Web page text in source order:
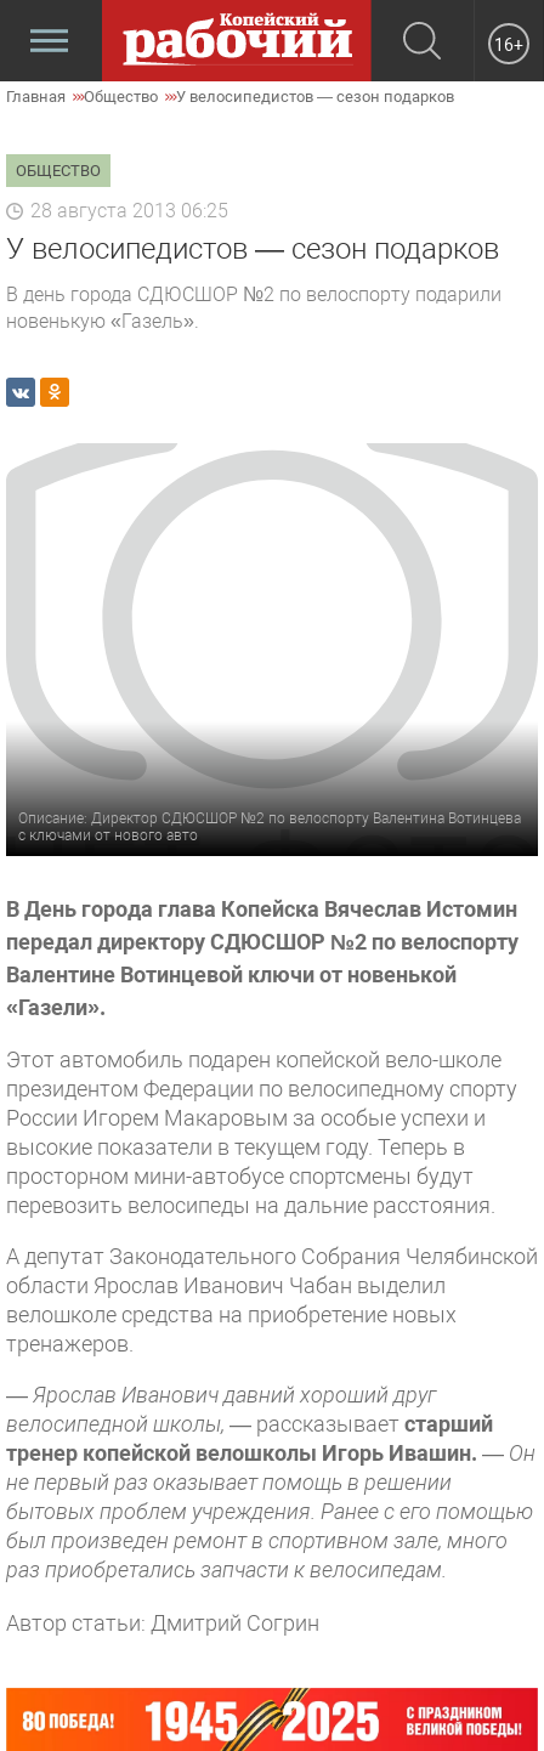
16+
Главная Общество У велосипедистов — сезон подарков
ОБЩЕСТВО
28 августа 2013 06:25
У велосипедистов — сезон подарков
В день города СДЮСШОР №2 по велоспорту подарили
новенькую «Газель».
Описание: Директор СДЮСШОР №2 по велоспорту Валентина Вотинцева
с ключами от нового авто
В День города глава Копейска Вячеслав Истомин
передал директору СДЮСШОР №2 по велоспорту
Валентине Вотинцевой ключи от новенькой
«Газели».
Этот автомобиль подарен копейской вело-школе
президентом Федерации по велосипедному спорту
России Игорем Макаровым за особые успехи и
высокие показатели в текущем году. Теперь в
просторном мини-автобусе спортсмены будут
перевозить велосипеды на дальние расстояния.
А депутат Законодательного Собрания Челябинской
области Ярослав Иванович Чабан выделил
велошколе средства на приобретение новых
тренажеров.
— Ярослав Иванович давний хороший друг
велосипедной школы, — рассказываетстарший
тренер копейской велошколы Игорь Ивашин. — Он
не первый раз оказывает помощь в решении
бытовых проблем учреждения. Ранее с его помощью
был произведен ремонт в спортивном зале, много
раз приобретались запчасти к велосипедам.
Автор статьи: Дмитрий Согрин